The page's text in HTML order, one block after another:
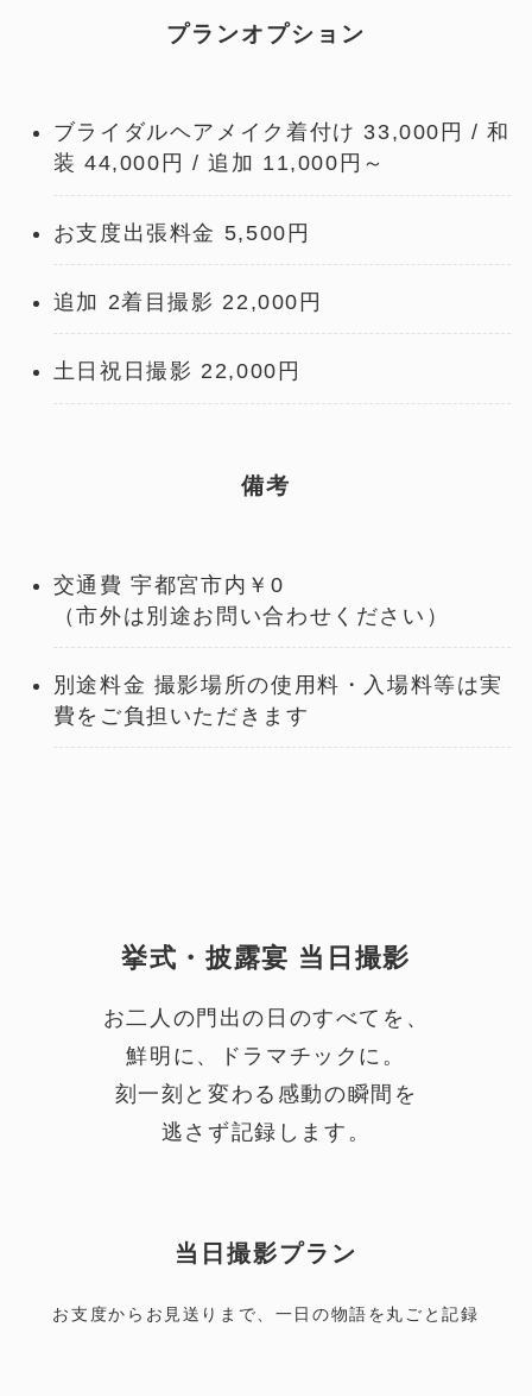
プランオプション
ブライダルヘアメイク着付け 33,000円 / 和
装 44,000円 / 追加 11,000円～
お支度出張料金 5,500円
追加 2着目撮影 22,000円
土日祝日撮影 22,000円
備考
交通費 宇都宮市内￥0
（市外は別途お問い合わせください）
別途料⾦ 撮影場所の使⽤料・⼊場料等は実
費をご負担いただきます
挙式・披露宴 当日撮影
お二人の門出の日のすべてを、
鮮明に、ドラマチックに。
刻一刻と変わる感動の瞬間を
逃さず記録します。
当日撮影プラン
お支度からお見送りまで、一日の物語を丸ごと記録